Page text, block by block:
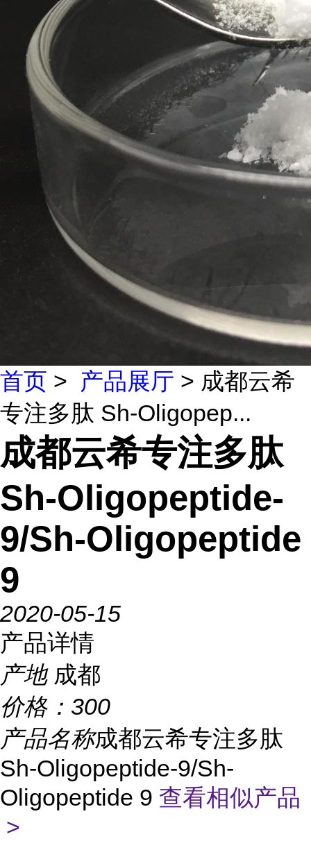
首页 > 产品展厅 > 成都云希
专注多肽 Sh-Oligopep...
成都云希专注多肽
Sh-Oligopeptide-
9/Sh-Oligopeptide
9
2020-05-15
产品详情
产地 成都
价格： 300
产品名称成都云希专注多肽
Sh-Oligopeptide-9/Sh-
Oligopeptide 9 查看相似产品
>